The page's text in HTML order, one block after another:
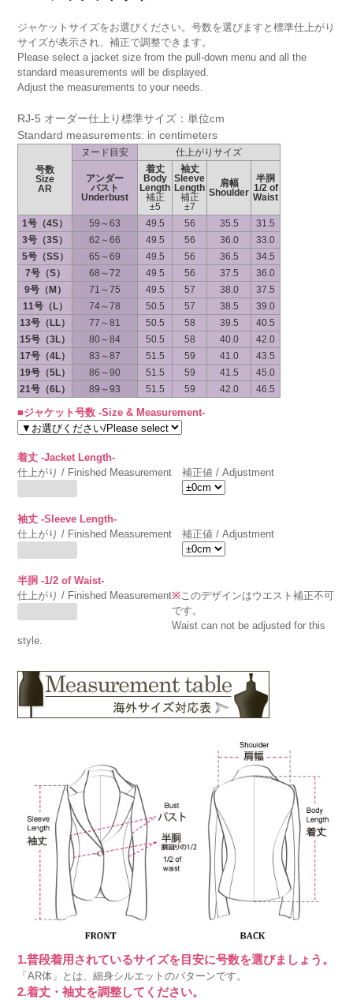
ジャケットサイズをお選びください。号数を選びますと標準仕上がり
サイズが表示され、補正で調整できます。
Please select a jacket size from the pull-down menu and all the
standard measurements will be displayed.
Adjust the measurements to your needs.
RJ-5 オーダー仕上り標準サイズ：単位cm
Standard measurements: in centimeters
号数
Size
AR
ヌード目安 仕上がりサイズ
アンダー
バスト
Underbust
着丈
Body
Length
補正
±5
袖丈
Sleeve
Length
補正
±7
肩幅
Shoulder
半胴
1/2 of
Waist
1号（4S） 59～63 49.5 56 35.5
31.5
3号（3S）
62～66 49.5 56 36.0
33.0
5号（SS）
65～69 49.5 56 36.5
34.5
7号（S）
68～72 49.5 56 37.5
36.0
9号（M）
71～75 49.5 57 38.0
37.5
11号（L）
74～78 50.5 57 38.5
39.0
13号（LL）
77～81 50.5 58 39.5
40.5
15号（3L）
80～84 50.5 58 40.0
42.0
17号（4L）
83～87 51.5 59 41.0
43.5
19号（5L）
86～90 51.5 59 41.5
45.0
21号（6L）
89～93 51.5 59 42.0 46.5
■ジャケット号数 -Size & Measurement-
着丈 -Jacket Length-
仕上がり / Finished Measurement
補正値 / Adjustment
袖丈 -Sleeve Length-
仕上がり / Finished Measurement
補正値 / Adjustment
半胴 -1/2 of Waist-
仕上がり / Finished Measurement※このデザインはウエスト補正不可
です。
Waist can not be adjusted for this
style.
1.普段着用されているサイズを目安に号数を選びましょう。
「AR体」とは、細身シルエットのパターンです。
2.着丈・袖丈を調整してください。